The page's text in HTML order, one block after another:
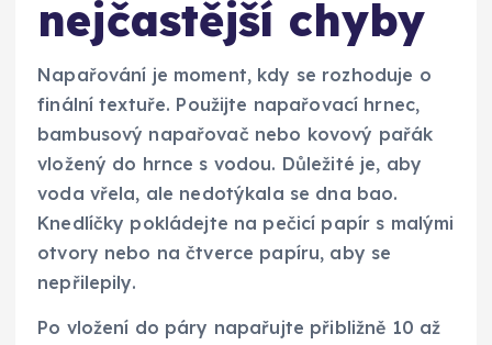
nejčastější chyby
Napařování je moment, kdy se rozhoduje o
finální textuře. Použijte napařovací hrnec,
bambusový napařovač nebo kovový pařák
vložený do hrnce s vodou. Důležité je, aby
voda vřela, ale nedotýkala se dna bao.
Knedlíčky pokládejte na pečicí papír s malými
otvory nebo na čtverce papíru, aby se
nepřilepily.
Po vložení do páry napařujte přibližně 10 až